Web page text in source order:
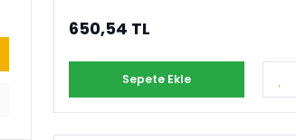
650,54 TL
Sepete Ekle